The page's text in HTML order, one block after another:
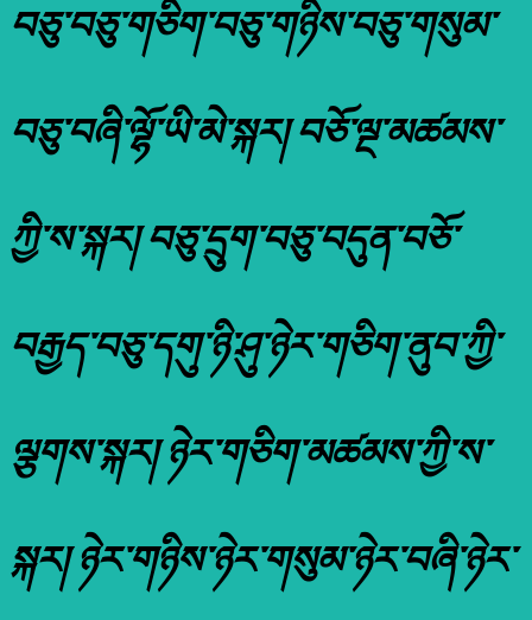
བཅུ་བཅུ་གཅིག་བཅུ་གཉིས་བཅུ་གསུམ་
བཅུ་བཞི་ལྷོ་ཡི་མེ་སྐར། བཅོ་ལྔ་མཚམས་
ཀྱི་ས་སྐར། བཅུ་དྲུག་བཅུ་བདུན་བཅོ་
བརྒྱད་བཅུ་དགུ་ཉི་ཤུ་ཉེར་གཅིག་ནུབ་ཀྱི་
ལྕགས་སྐར། ཉེར་གཅིག་མཚམས་ཀྱི་ས་
སྐར། ཉེར་གཉིས་ཉེར་གསུམ་ཉེར་བཞི་ཉེར་